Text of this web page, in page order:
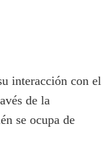
interacción con el
de la
se ocupa de